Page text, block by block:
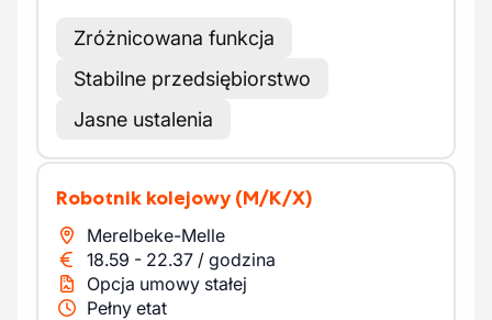
Zróżnicowana funkcja
Stabilne przedsiębiorstwo
Jasne ustalenia
Robotnik kolejowy (M/K/X)
Merelbeke-Melle
18.59 - 22.37 / godzina
Opcja umowy stałej
Pełny etat